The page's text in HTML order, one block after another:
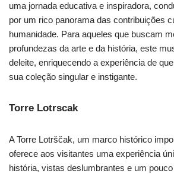
uma jornada educativa e inspiradora,
por um rico panorama das contribuições
humanidade. Para aqueles que buscam
profundezas da arte e da história, este
deleite, enriquecendo a experiência de
sua coleção singular e instigante.
Torre Lotrscak
A Torre Lotrščak, um marco histórico
oferece aos visitantes uma experiência
história, vistas deslumbrantes e um